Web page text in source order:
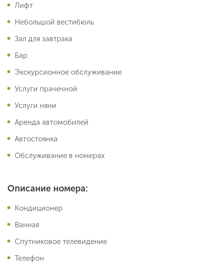
Лифт
Небольшой вестибюль
Зал для завтрака
Бар
Экскурсионное обслуживание
Услуги прачечной
Услуги няни
Аренда автомобилей
Автостоянка
Обслуживание в номерах
Описание номера:
Кондиционер
Ванная
Спутниковое телевидение
Телефон